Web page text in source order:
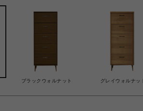
ブラックウォルナット グレイウォルナッ